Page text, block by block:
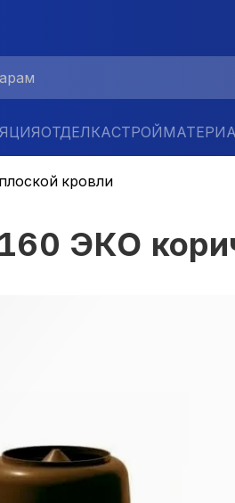
ОТДЕЛКА
кровли
ЭКО